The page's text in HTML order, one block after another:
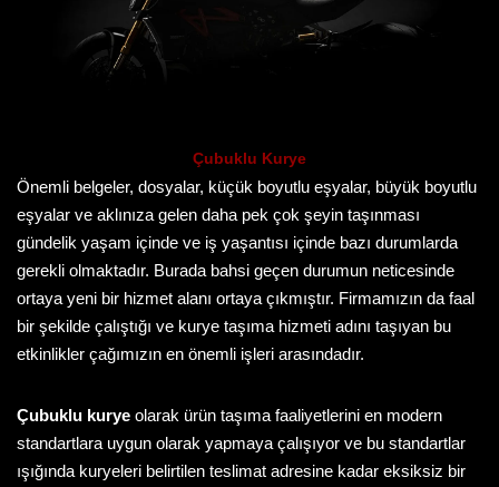
Çubuklu Kurye
Önemli belgeler, dosyalar, küçük boyutlu eşyalar, büyük boyutlu
eşyalar ve aklınıza gelen daha pek çok şeyin taşınması
gündelik yaşam içinde ve iş yaşantısı içinde bazı durumlarda
gerekli olmaktadır. Burada bahsi geçen durumun neticesinde
ortaya yeni bir hizmet alanı ortaya çıkmıştır. Firmamızın da faal
bir şekilde çalıştığı ve kurye taşıma hizmeti adını taşıyan bu
etkinlikler çağımızın en önemli işleri arasındadır.
Çubuklu kurye olarak ürün taşıma faaliyetlerini en modern
standartlara uygun olarak yapmaya çalışıyor ve bu standartlar
ışığında kuryeleri belirtilen teslimat adresine kadar eksiksiz bir